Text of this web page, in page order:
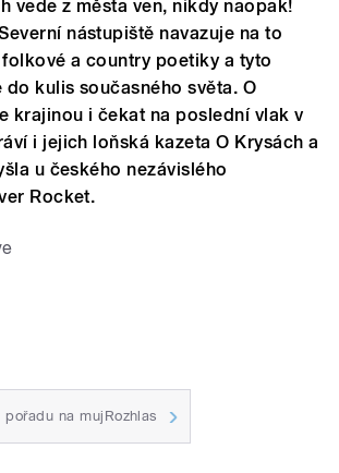
vede z města ven, nikdy naopak!
nástupiště navazuje na to
a country poetiky a tyto
do kulis současného světa. O
krajinou i čekat na poslední vlak v
i jejich loňská kazeta O Krysách a
u českého nezávislého
Rocket.
na mujRozhlas